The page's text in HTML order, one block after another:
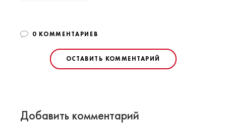
0 КОММЕНТАРИЕВ
ОСТАВИТЬ КОММЕНТАРИЙ
Добавить комментарий